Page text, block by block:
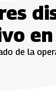
de la